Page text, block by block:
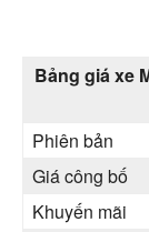
Bảng giá xe
Phiên bản
Giá công bố
Khuyến mãi